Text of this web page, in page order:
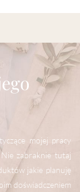
mojej pracy
zabraknie tutaj
jakie planuję
doświadczeniem